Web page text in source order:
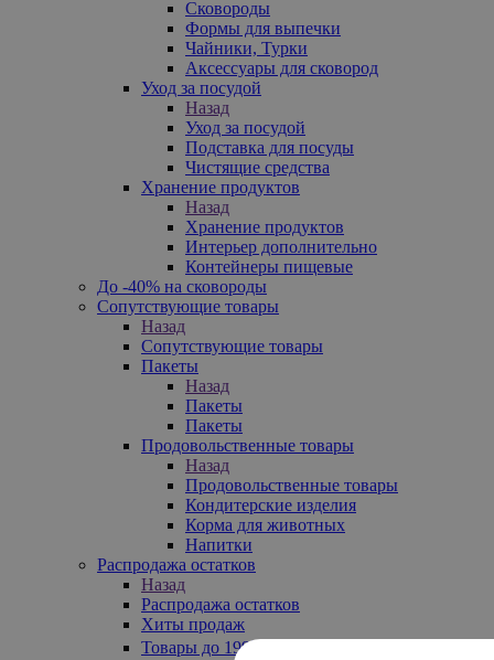
Сковороды
Формы для выпечки
Чайники, Турки
Аксессуары для сковород
Уход за посудой
Назад
Уход за посудой
Подставка для посуды
Чистящие средства
Хранение продуктов
Назад
Хранение продуктов
Интерьер дополнительно
Контейнеры пищевые
До -40% на сковороды
Сопутствующие товары
Назад
Сопутствующие товары
Пакеты
Назад
Пакеты
Пакеты
Продовольственные товары
Назад
Продовольственные товары
Кондитерские изделия
Корма для животных
Напитки
Распродажа остатков
Назад
Распродажа остатков
Хиты продаж
Товары до 199₽